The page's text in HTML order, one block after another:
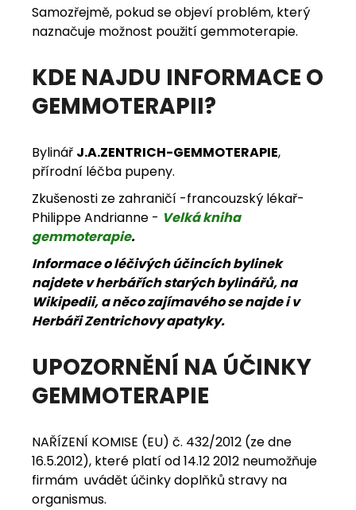
Samozřejmě, pokud se objeví problém, který
naznačuje možnost použití gemmoterapie.
KDE NAJDU INFORMACE O
GEMMOTERAPII?
Bylinář J.A.ZENTRICH-GEMMOTERAPIE,
přírodní léčba pupeny.
Zkušenosti ze zahraničí -francouzský lékař-
Philippe Andrianne - Velká kniha
gemmoterapie.
Informace o léčivých účincích bylinek
najdete v herbářích starých bylinářů, na
Wikipedii, a něco zajímavého se najde i v
Herbáři Zentrichovy apatyky.
UPOZORNĚNÍ NA ÚČINKY
GEMMOTERAPIE
NAŘÍZENÍ KOMISE (EU) č. 432/2012 (ze dne
16.5.2012), které platí od 14.12 2012 neumožňuje
firmám uvádět účinky doplňků stravy na
organismus.